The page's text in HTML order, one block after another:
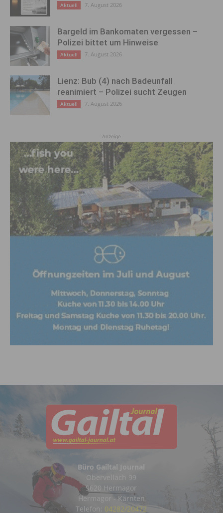
Aktuell 7. August 2026
Bargeld im Bankomaten vergessen –
Polizei bittet um Hinweise
Aktuell 7. August 2026
Lienz: Bub (4) nach Badeunfall
reanimiert – Polizei sucht Zeugen
Aktuell 7. August 2026
Anzeige
Büro Gailtal Journal
Obervellach 99
9620 Hermagor
Hermagor - Kärnten
Telefon: 04282/20472